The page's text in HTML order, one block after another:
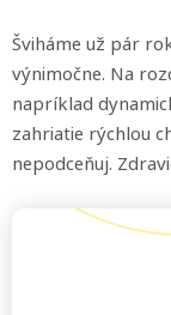
Šviháme už pár
výnimočne. Na
napríklad
zahriatie rýchlou
nepodceňuj.